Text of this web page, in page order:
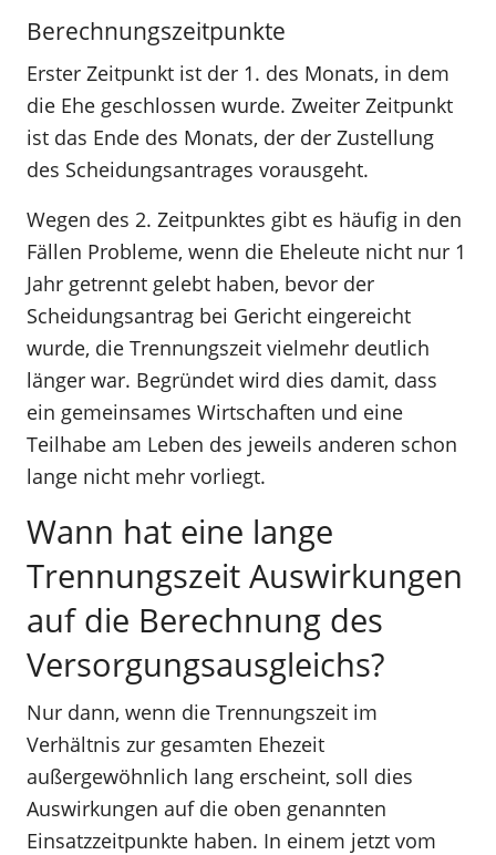
Berechnungszeitpunkte
Erster Zeitpunkt ist der 1. des Monats, in dem
die Ehe geschlossen wurde. Zweiter Zeitpunkt
ist das Ende des Monats, der der Zustellung
des Scheidungsantrages vorausgeht.
Wegen des 2. Zeitpunktes gibt es häufig in den
Fällen Probleme, wenn die Eheleute nicht nur 1
Jahr getrennt gelebt haben, bevor der
Scheidungsantrag bei Gericht eingereicht
wurde, die Trennungszeit vielmehr deutlich
länger war. Begründet wird dies damit, dass
ein gemeinsames Wirtschaften und eine
Teilhabe am Leben des jeweils anderen schon
lange nicht mehr vorliegt.
Wann hat eine lange
Trennungszeit Auswirkungen
auf die Berechnung des
Versorgungsausgleichs?
Nur dann, wenn die Trennungszeit im
Verhältnis zur gesamten Ehezeit
außergewöhnlich lang erscheint, soll dies
Auswirkungen auf die oben genannten
Einsatzzeitpunkte haben. In einem jetzt vom